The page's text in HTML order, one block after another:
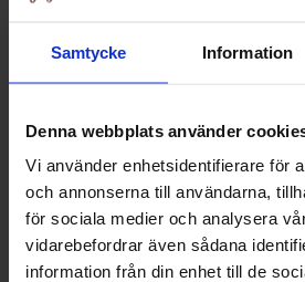
Samtycke Information
Denna webbplats använder
Vi använder enhetsidentifierare för
och annonserna till användarna,
för sociala medier och analysera
vidarebefordrar även sådana
information från din enhet till de